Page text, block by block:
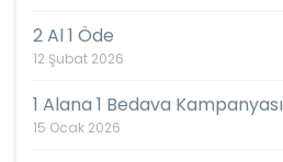
2 Al 1 Öde
12 Şubat 2026
1 Alana 1 Bedava Kampanyası
15 Ocak 2026